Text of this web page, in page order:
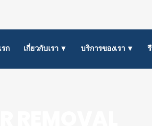
ก เกี่ยวกับเรา ▼ บริการของเรา ▼